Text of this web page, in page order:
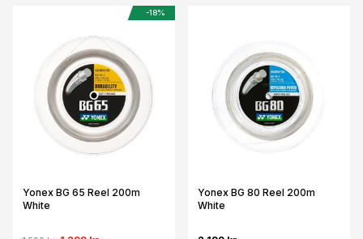
-18%
Yonex BG 65 Reel 200m
White
Yonex BG 80 Reel 200m
White